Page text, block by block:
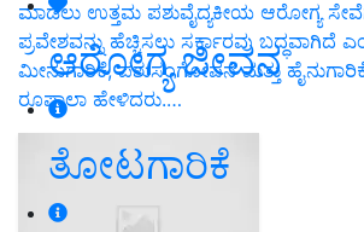
ಆರೋಗ್ಯ ಜೀವನ
ತೋಟಗಾರಿಕೆ
ಮಾಡಲು ಉತ್ತಮ ಪಶುವೈದ್ಯಕೀಯ ಆರೋಗ್ಯ
ಪ್ರವೇಶವನ್ನು ಹೆಚ್ಚಿಸಲು ಸರ್ಕಾರವು ಬದ್ಧವಾಗಿದೆ
ಮೀನುಗಾರಿಕೆ, ಪಶುಸಂಗೋಪನೆ ಮತ್ತು
ರೂಪಾಲಾ ಹೇಳಿದರು.…